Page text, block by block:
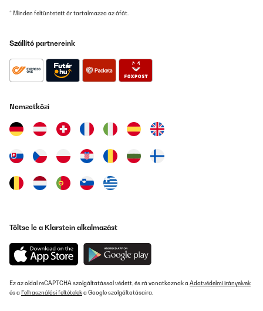
funktioniert bestens, Kondenspumpe empfohlen (nachträglich
Amazon-Benutzer
Prodotto meraviglioso in tutti i suoi aspetti, avendolo
confrontato con i competitor è mille volte vincente
Utente Amazon
m² ist das Gerät optimal. Wir haben jetzt die Luftfeuchtigkeit in
der gesamten Wohnung im Griff. Früher mussten wir bis zu sechs
Mal am Tag lüften, wodurch die Wohnung regelmäßig abgekühlt
es draußen regnete oder die Luftfeuchtigkeit hoch war. Die
Bedienung des Geräts war völlig problemlos – sowohl über die
* Minden feltüntetett ár tartalmazza az áfát.
Szállító partnereink
Nemzetközi
Töltse le a Klarstein alkalmazást
Ez az oldal reCAPTCHA szolgáltatással védett, és rá vonatkoznak a Adatvédelmi irányelvek
és a Felhasználási feltételeka Google szolgáltatásaira.